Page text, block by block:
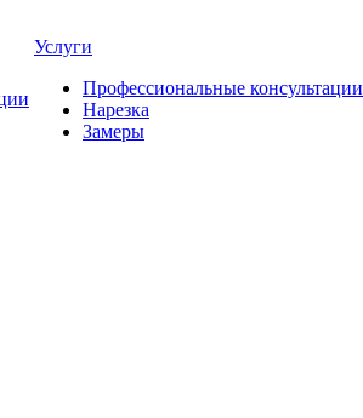
Услуги
Профессиональные консультации
Нарезка
Замеры